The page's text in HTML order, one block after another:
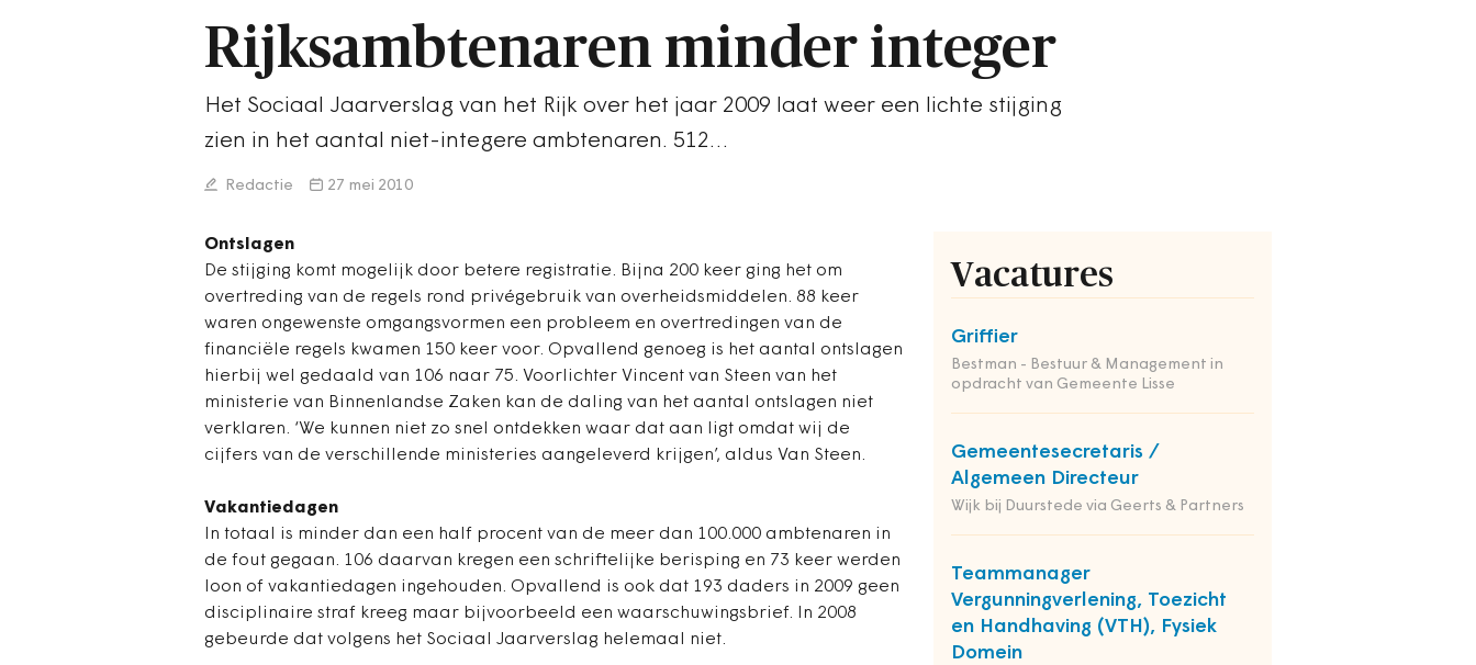
Rijksambtenaren minder integer
Het Sociaal Jaarverslag van het Rijk over het jaar 2009 laat weer een lichte stijging
zien in het aantal niet-integere ambtenaren. 512…
Redactie 27 mei 2010
Ontslagen
De stijging komt mogelijk door betere registratie. Bijna 200 keer ging het om
overtreding van de regels rond privégebruik van overheidsmiddelen. 88 keer
waren ongewenste omgangsvormen een probleem en overtredingen van de
financiële regels kwamen 150 keer voor. Opvallend genoeg is het aantal ontslagen
hierbij wel gedaald van 106 naar 75. Voorlichter Vincent van Steen van het
ministerie van Binnenlandse Zaken kan de daling van het aantal ontslagen niet
verklaren. ‘We kunnen niet zo snel ontdekken waar dat aan ligt omdat wij de
cijfers van de verschillende ministeries aangeleverd krijgen’, aldus Van Steen.
Vakantiedagen
In totaal is minder dan een half procent van de meer dan 100.000 ambtenaren in
de fout gegaan. 106 daarvan kregen een schriftelijke berisping en 73 keer werden
loon of vakantiedagen ingehouden. Opvallend is ook dat 193 daders in 2009 geen
disciplinaire straf kreeg maar bijvoorbeeld een waarschuwingsbrief. In 2008
gebeurde dat volgens het Sociaal Jaarverslag helemaal niet.
Vacatures
Griffier
Bestman - Bestuur & Management in
opdracht van Gemeente Lisse
Gemeentesecretaris /
Algemeen Directeur
Wijk bij Duurstede via Geerts & Partners
Teammanager
Vergunningverlening, Toezicht
en Handhaving (VTH), Fysiek
Domein